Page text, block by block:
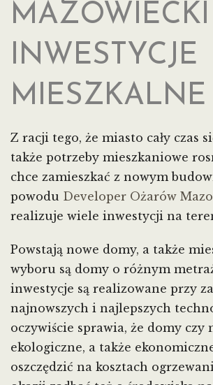
MAZOWIECKI
INWESTYCJE
MIESZKALNE
Z racji tego, że miasto cały czas
także potrzeby mieszkaniowe
chce zamieszkać z nowym
powodu Developer Ożarów
realizuje wiele inwestycji na
Powstają nowe domy, a także
wyboru są domy o różnym
inwestycje są realizowane przy
najnowszych i najlepszych
oczywiście sprawia, że domy czy
ekologiczne, a także
oszczędzić na kosztach